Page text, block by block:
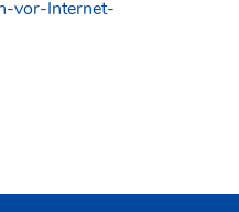
vor-Internet-